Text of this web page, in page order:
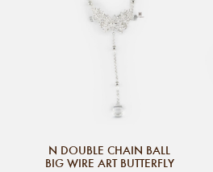
N DOUBLE CHAIN BALL
BIG WIRE ART BUTTERFLY